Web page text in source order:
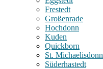
Frestedt
Großenrade
Hochdonn
Kuden
Quickborn
St. Michaelisdonn
Süderhastedt